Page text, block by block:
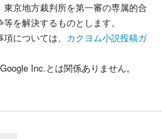
京地方裁判所を第一審の専属的合
を解決するものとします。
については、 カクヨム小説投稿ガ
Inc.とは関係ありません。